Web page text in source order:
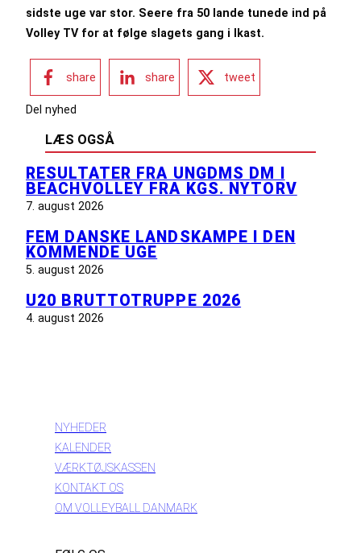
sidste uge var stor. Seere fra 50 lande tunede ind på
Volley TV for at følge slagets gang i Ikast.
share share tweet
Del nyhed
LÆS OGSÅ
RESULTATER FRA UNGDMS DM I
BEACHVOLLEY FRA KGS. NYTORV
7. august 2026
FEM DANSKE LANDSKAMPE I DEN
KOMMENDE UGE
5. august 2026
U20 BRUTTOTRUPPE 2026
4. august 2026
NYHEDER
KALENDER
VÆRKTØJSKASSEN
KONTAKT OS
OM VOLLEYBALL DANMARK